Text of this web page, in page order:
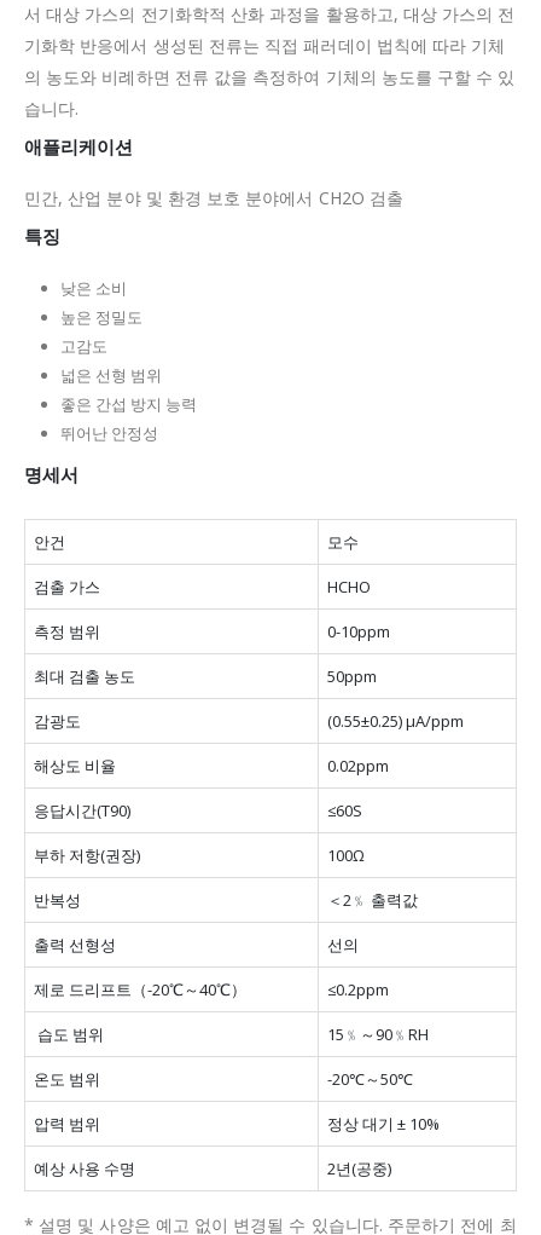
서 대상 가스의 전기화학적 산화 과정을 활용하고, 대상 가스의 전
기화학 반응에서 생성된 전류는 직접 패러데이 법칙에 따라 기체
의 농도와 비례하면 전류 값을 측정하여 기체의 농도를 구할 수 있
습니다.
애플리케이션
민간, 산업 분야 및 환경 보호 분야에서 CH2O 검출
특징
낮은 소비
높은 정밀도
고감도
넓은 선형 범위
좋은 간섭 방지 능력
뛰어난 안정성
명세서
안건 모수
검출 가스 HCHO
측정 범위 0-10ppm
최대 검출 농도 50ppm
감광도 (0.55±0.25) µA/ppm
해상도 비율 0.02ppm
응답시간(T90) ≤60S
부하 저항(권장) 100Ω
반복성 ＜2﹪ 출력값
출력 선형성 선의
제로 드리프트（-20℃～40℃） ≤0.2ppm
습도 범위 15﹪～90﹪RH
온도 범위 -20℃～50℃
압력 범위 정상 대기 ± 10%
예상 사용 수명 2년(공중)
* 설명 및 사양은 예고 없이 변경될 수 있습니다. 주문하기 전에 최